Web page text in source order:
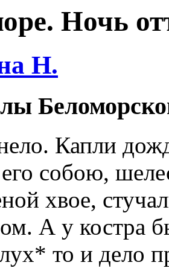
Ночь
Н.
Капли
собою,
хвое,
А у костра
то и дело